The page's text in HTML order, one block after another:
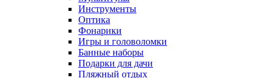
Инструменты
Оптика
Фонарики
Игры и головоломки
Банные наборы
Подарки для дачи
Пляжный отдых